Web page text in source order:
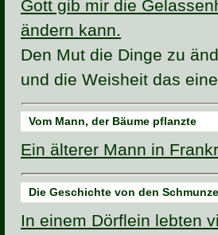
Gott gib mir die
ändern kann.
Den Mut die Dinge zu
und die Weisheit das
Vom Mann, der Bäume pflanzte
Ein älterer Mann in
Die Geschichte von den
In einem Dörflein lebten